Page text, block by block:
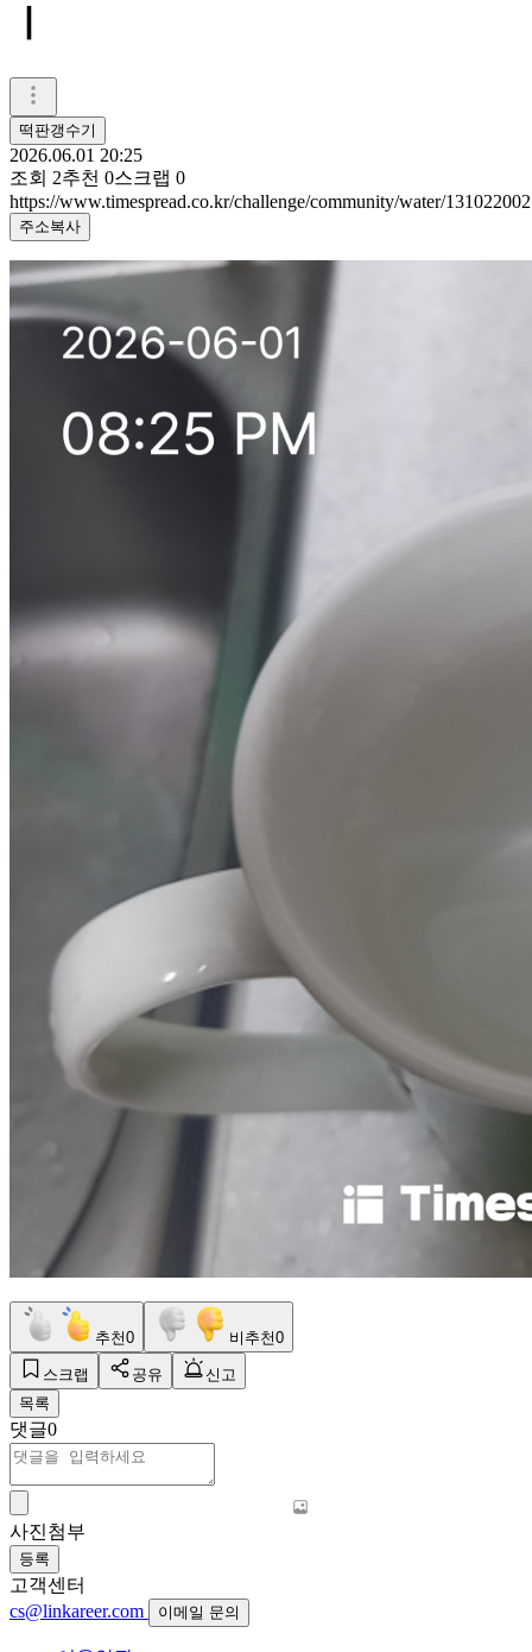
떡판갱수기
2026.06.01 20:25
조회 2추천 0스크랩 0
https://www.timespread.co.kr/challenge/community/water/131022002
주소복사
추천0 비추천0
스크랩 공유
신고
목록
댓글0
사진첨부
등록
고객센터
cs@linkareer.com
이메일 문의